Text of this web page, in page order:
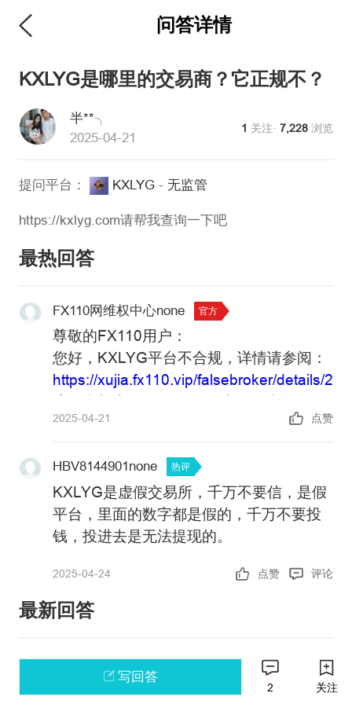
问答详情
KXLYG是哪里的交易商？它正规不？
半**╮
2025-04-21
1 关注·7,228 浏览
提问平台： KXLYG- 无监管
https://kxlyg.com请帮我查询一下吧
最热回答
FX110网维权中心none 官方
尊敬的FX110用户：
您好，KXLYG平台不合规，详情请参阅：
https://xujia.fx110.vip/falsebroker/details/
息以便用户核实，且存在多个行骗网站，
政策警告：中国未批准任何机构在境内开
展外汇保证金业务，凡未经批准的机构擅
自开展外汇按金交易的均属于违法行为。
请主动提高风险防范意识和能力，谨防因
如果您还有其他问题，可以通过官方邮箱
感谢您对FX110网站的支持与信任！
2025-04-21 点赞
HBV8144901none 热评
KXLYG是虚假交易所，千万不要信，是假
平台，里面的数字都是假的，千万不要投
钱，投进去是无法提现的。
这个假交易所
2025-04-24 点赞 评论
最新回答
写回答
2 关注